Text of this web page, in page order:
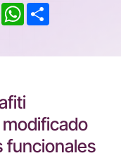
LinkedInWhatsApp
funcionales